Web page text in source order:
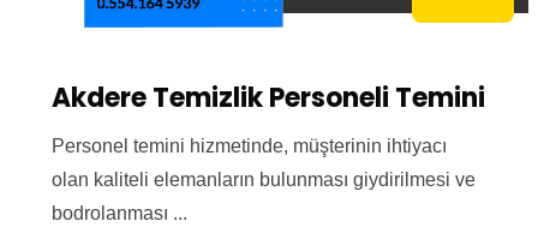
Akdere Temizlik Personeli Temini
Personel temini hizmetinde, müşterinin ihtiyacı
olan kaliteli elemanların bulunması giydirilmesi ve
bodrolanması ...